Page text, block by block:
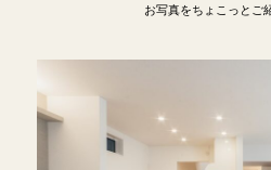
お写真をちょこっとご